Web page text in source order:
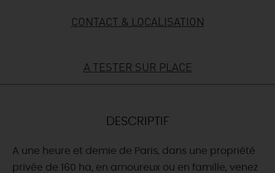
DEMAIN
CE WEEK-END
CETTE SEMAINE
TOUT L'AGENDA
CONTACT & LOCALISATION
A TESTER SUR PLACE
DESCRIPTIF
A une heure et demie de Paris, dans une propriété
privée de 160 ha, en amoureux ou en famille, venez